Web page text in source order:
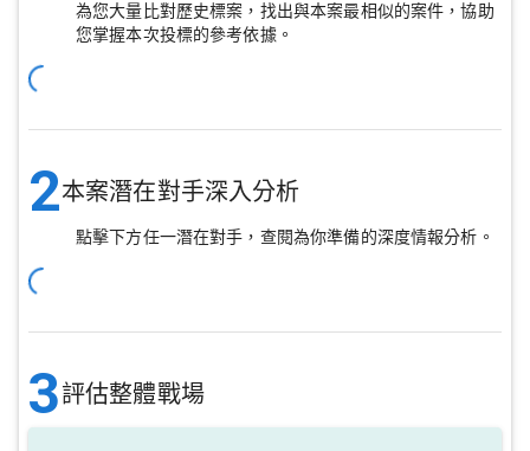
為您大量比對歷史標案，找出與本案最相似的案件，協助
您掌握本次投標的參考依據。
2本案潛在對手深入分析
點擊下方任一潛在對手，查閱為你準備的深度情報分析。
3評估整體戰場